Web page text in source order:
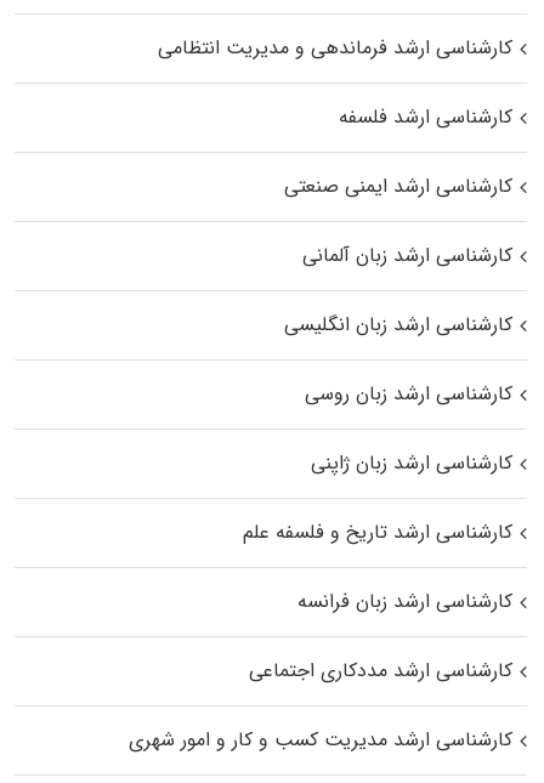
کارشناسی ارشد فرماندهی و مدیریت انتظامی
کارشناسی ارشد فلسفه
کارشناسی ارشد ایمنی صنعتی
کارشناسی ارشد زبان آلمانی
کارشناسی ارشد زبان انگلیسی
کارشناسی ارشد زبان روسی
کارشناسی ارشد زبان ژاپنی
کارشناسی ارشد تاریخ و فلسفه علم
کارشناسی ارشد زبان فرانسه
کارشناسی ارشد مددکاری اجتماعی
کارشناسی ارشد مدیریت کسب و کار و امور شهری